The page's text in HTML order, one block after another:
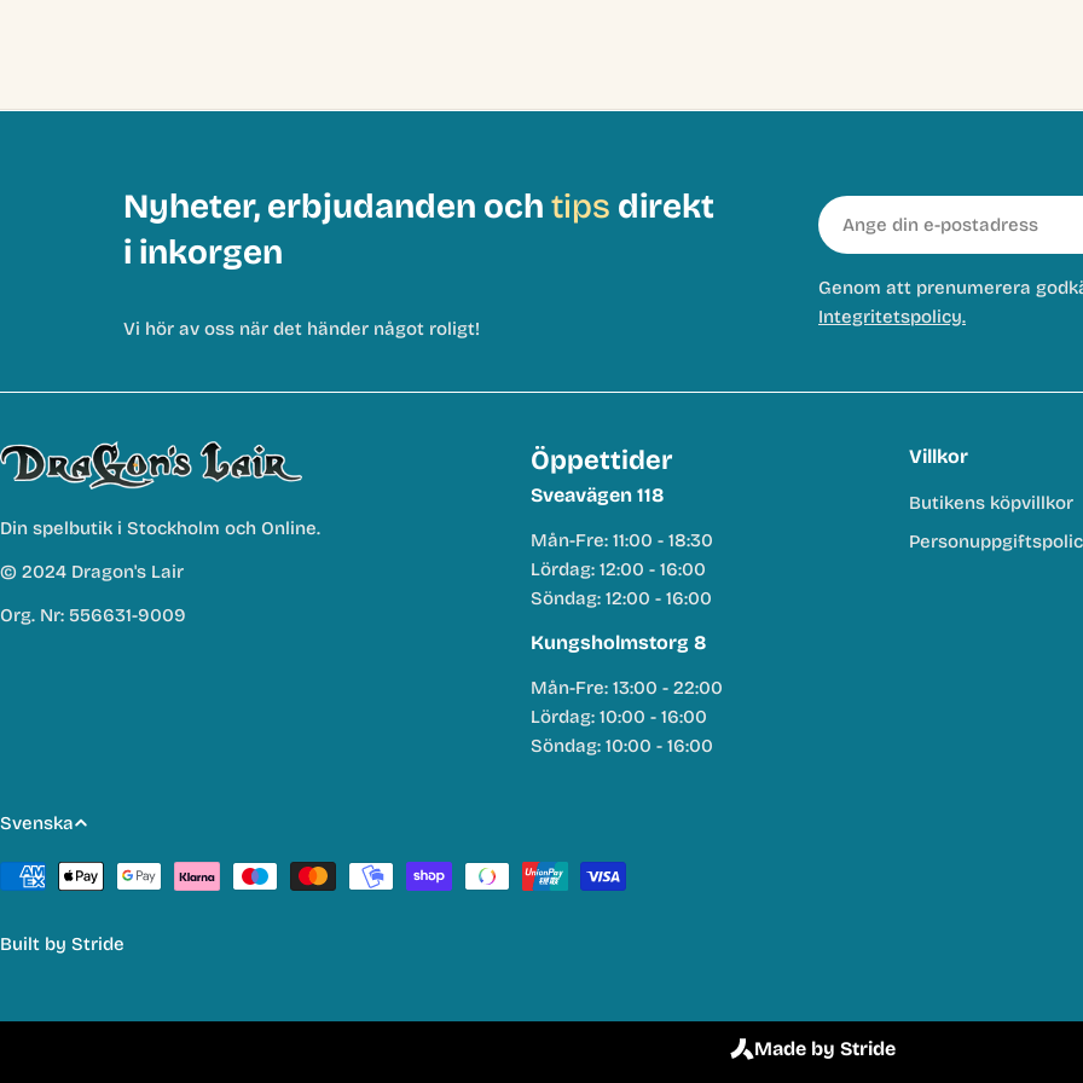
Nyheter, erbjudanden och tips direkt
i inkorgen
Vi hör av oss när det händer något roligt!
E-
post
Genom att prenumerera
Integritetspolicy.
Din spelbutik i Stockholm och Online.
© 2024 Dragon's Lair
Org. Nr: 556631-9009
Öppettider
Sveavägen 118
Mån-Fre: 11:00 - 18:30
Lördag: 12:00 - 16:00
Söndag: 12:00 - 16:00
Kungsholmstorg 8
Mån-Fre: 13:00 - 22:00
Lördag: 10:00 - 16:00
Söndag: 10:00 - 16:00
Villkor
Butikens köpvillkor
S
p
r
k
Svenska
Betalmetoder
Built by Stride
Made by Stride